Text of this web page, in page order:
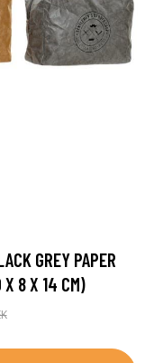
GREY PAPER
8 X 14 CM)